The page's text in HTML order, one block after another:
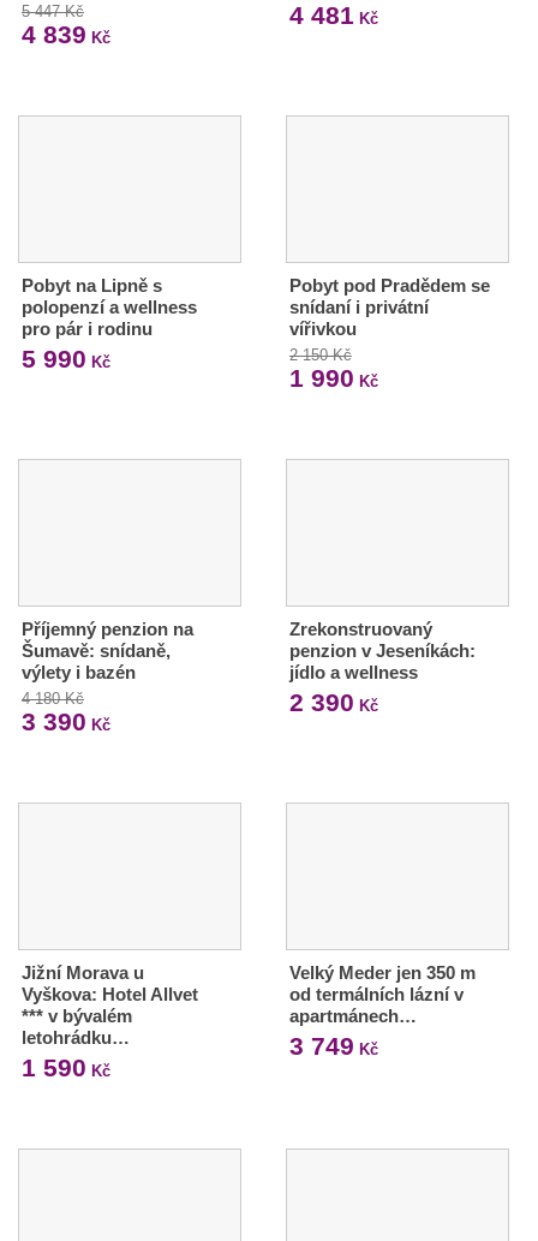
5 447 Kč
4 839 Kč
4 481 Kč
Pobyt na Lipně s
polopenzí a wellness
pro pár i rodinu
5 990 Kč
Pobyt pod Pradědem se
snídaní i privátní
vířivkou
2 150 Kč
1 990 Kč
Příjemný penzion na
Šumavě: snídaně,
výlety i bazén
4 180 Kč
3 390 Kč
Zrekonstruovaný
penzion v Jeseníkách:
jídlo a wellness
2 390 Kč
Jižní Morava u
Vyškova: Hotel Allvet
*** v bývalém
letohrádku…
1 590 Kč
Velký Meder jen 350 m
od termálních lázní v
apartmánech…
3 749 Kč